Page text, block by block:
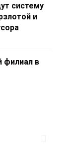
систему
и
филиал в